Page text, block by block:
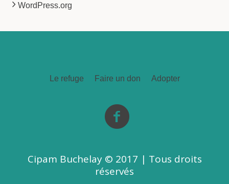
WordPress.org
Le refuge Faire un don Adopter
Cipam Buchelay © 2017 | Tous droits
réservés